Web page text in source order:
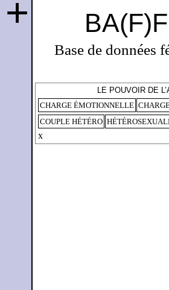
Base de données
+
LE POUVOIR DE
CHARGE ÉMOTIONNELLE
COUPLE HÉTÉRO
x